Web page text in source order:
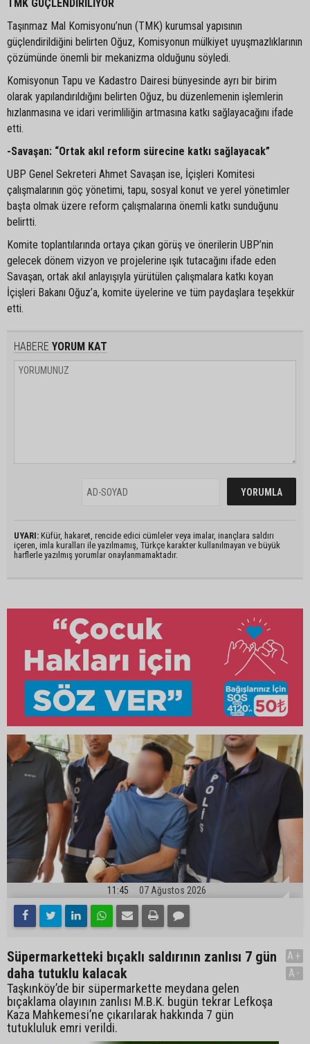
TMK GÜÇLENDİRİLİYOR
Taşınmaz Mal Komisyonu’nun (TMK) kurumsal yapısının
güçlendirildiğini belirten Oğuz, Komisyonun mülkiyet uyuşmazlıklarının
çözümünde önemli bir mekanizma olduğunu söyledi.
Komisyonun Tapu ve Kadastro Dairesi bünyesinde ayrı bir birim
olarak yapılandırıldığını belirten Oğuz, bu düzenlemenin işlemlerin
hızlanmasına ve idari verimliliğin artmasına katkı sağlayacağını ifade
etti.
-Savaşan: “Ortak akıl reform sürecine katkı sağlayacak”
UBP Genel Sekreteri Ahmet Savaşan ise, İçişleri Komitesi
çalışmalarının göç yönetimi, tapu, sosyal konut ve yerel yönetimler
başta olmak üzere reform çalışmalarına önemli katkı sunduğunu
belirtti.
Komite toplantılarında ortaya çıkan görüş ve önerilerin UBP’nin
gelecek dönem vizyon ve projelerine ışık tutacağını ifade eden
Savaşan, ortak akıl anlayışıyla yürütülen çalışmalara katkı koyan
İçişleri Bakanı Oğuz’a, komite üyelerine ve tüm paydaşlara teşekkür
etti.
HABERE YORUM KAT
UYARI: Küfür, hakaret, rencide edici cümleler veya imalar, inançlara saldırı
içeren, imla kuralları ile yazılmamış, Türkçe karakter kullanılmayan ve büyük
harflerle yazılmış yorumlar onaylanmamaktadır.
11:45 07 Ağustos 2026
Süpermarketteki bıçaklı saldırının zanlısı 7 gün
daha tutuklu kalacak
Taşkınköy’de bir süpermarkette meydana gelen
bıçaklama olayının zanlısı M.B.K. bugün tekrar Lefkoşa
Kaza Mahkemesi’ne çıkarılarak hakkında 7 gün
tutukluluk emri verildi.
A+
A-